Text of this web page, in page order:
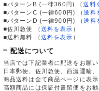
■パターンB (一律360円)
（送料
■パターンC (一律600円)
（送料
■パターンD (一律900円)
（送料
■佐川急便
（ 送料を表示 ）
■送料無料
（ 送料を表示 ）
配送について
当店では下記業者に配送をお願い
日本郵便、佐川急便、西濃運輸
商品送料は全て商品ページに表示
高額商品には保証付書留便をお勧